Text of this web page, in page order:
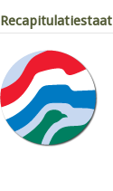
Recapitulatiestaat